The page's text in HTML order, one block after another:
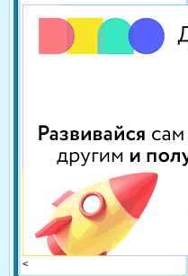
<